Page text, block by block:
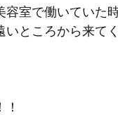
容室で働いていた
ところから来て